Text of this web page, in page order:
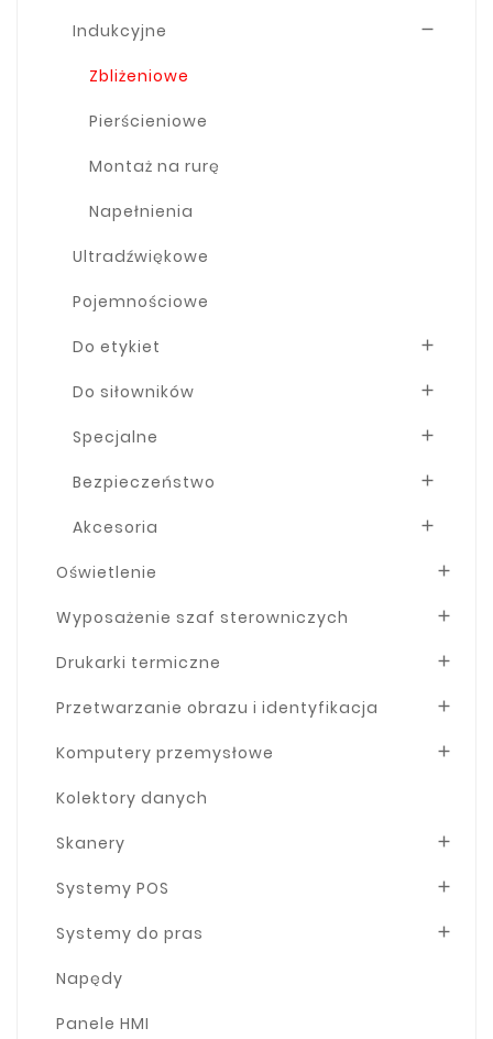
Indukcyjne 
Zbliżeniowe
Pierścieniowe
Montaż na rurę
Napełnienia
Ultradźwiękowe
Pojemnościowe
Do etykiet 
Do siłowników 
Specjalne 
Bezpieczeństwo 
Akcesoria 
Oświetlenie 
Wyposażenie szaf sterowniczych 
Drukarki termiczne 
Przetwarzanie obrazu i identyfikacja 
Komputery przemysłowe 
Kolektory danych
Skanery 
Systemy POS 
Systemy do pras 
Napędy
Panele HMI